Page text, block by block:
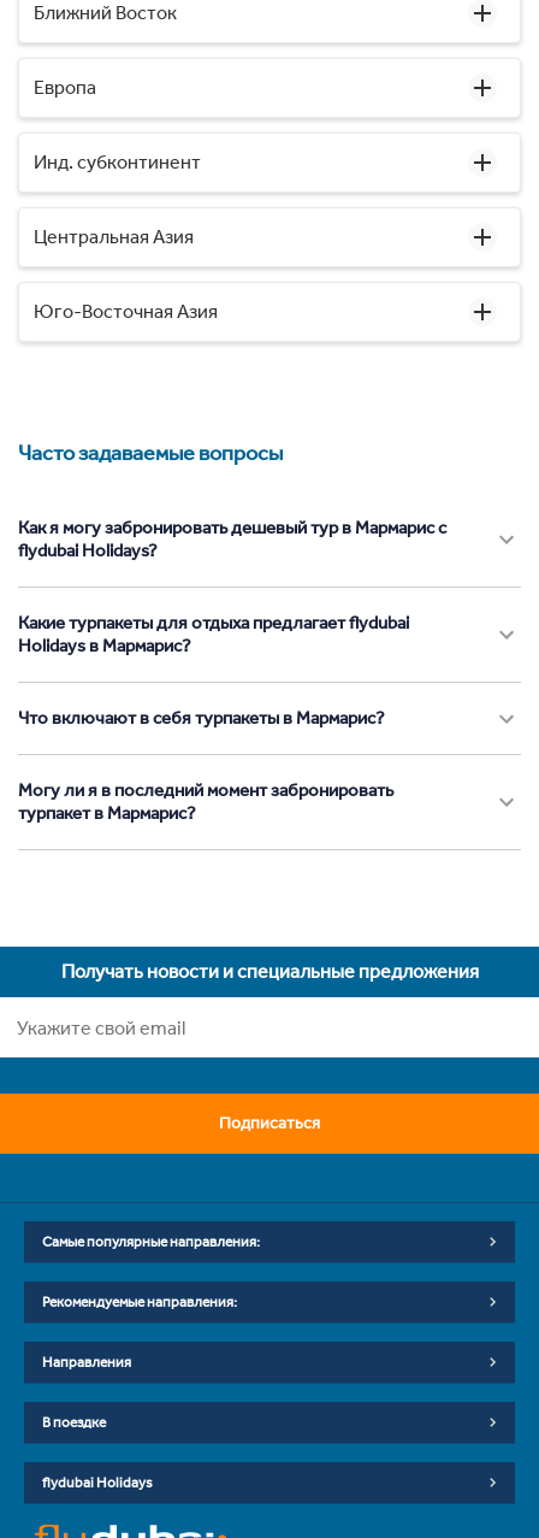
Ближний Восток
Европа
Инд. субконтинент
Центральная Азия
Юго-Восточная Азия
Часто задаваемые вопросы
Как я могу забронировать дешевый тур в Мармарис с
flydubai Holidays?
Какие турпакеты для отдыха предлагает flydubai
Holidays в Мармарис?
Что включают в себя турпакеты в Мармарис?
Могу ли я в последний момент забронировать
турпакет в Мармарис?
Получать новости и специальные предложения
Подписаться
Самые популярные направления:
Рекомендуемые направления:
Направления
В поездке
flydubai Holidays